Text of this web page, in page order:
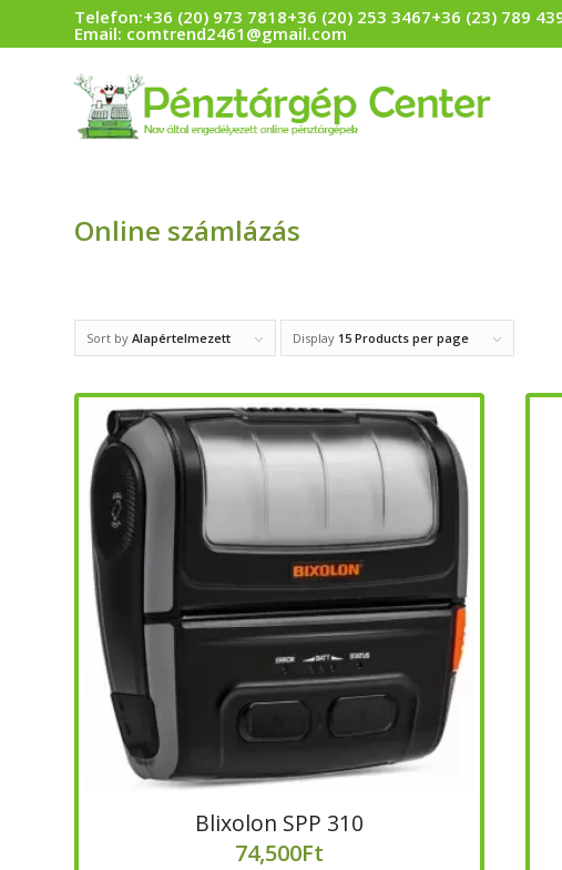
Telefon:+36 (20) 973 7818+36 (20) 253 3467+36 (23) 789
Email: comtrend2461@gmail.com
Online számlázás
Sort by Alapértelmezett Display 15 Products per page
Blixolon SPP 310
74,500Ft